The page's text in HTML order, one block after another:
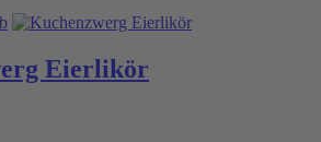
Eierlikör